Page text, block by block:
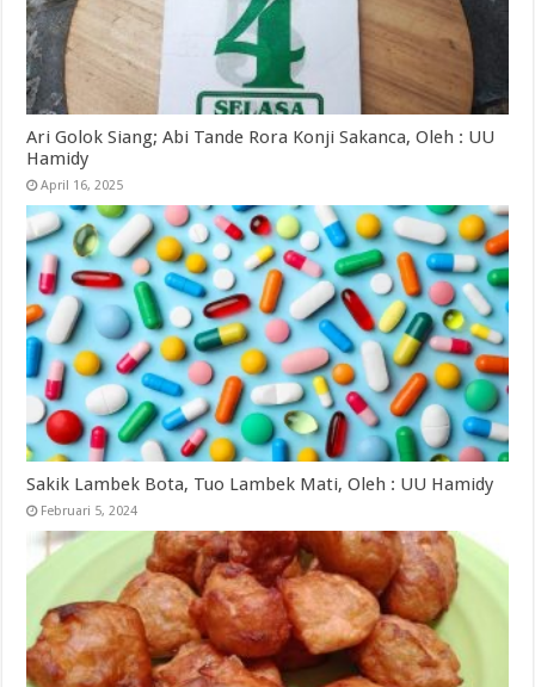
Ari Golok Siang; Abi Tande Rora Konji Sakanca, Oleh : UU
Hamidy
April 16, 2025
Sakik Lambek Bota, Tuo Lambek Mati, Oleh : UU Hamidy
Februari 5, 2024